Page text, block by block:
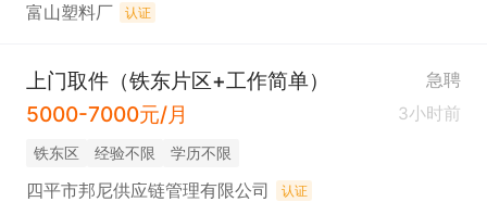
富山塑料厂 认证
上门取件（铁东片区+工作简单） 急聘
5000-7000元/月 3小时前
铁东区 经验不限 学历不限
四平市邦尼供应链管理有限公司 认证